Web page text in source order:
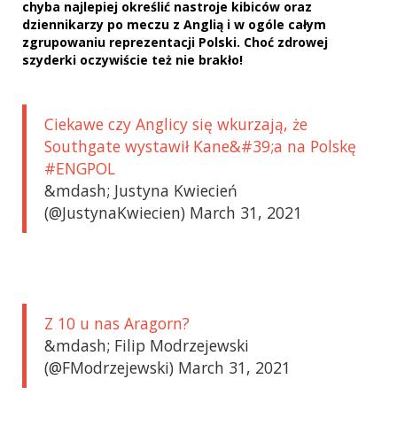
chyba najlepiej określić nastroje kibiców oraz
dziennikarzy po meczu z Anglią i w ogóle całym
zgrupowaniu reprezentacji Polski. Choć zdrowej
szyderki oczywiście też nie brakło!
Ciekawe czy Anglicy się wkurzają, że
Southgate wystawił Kane&#39;a na Polskę
#ENGPOL
&mdash; Justyna Kwiecień
(@JustynaKwiecien) March 31, 2021
Z 10 u nas Aragorn?
&mdash; Filip Modrzejewski
(@FModrzejewski) March 31, 2021